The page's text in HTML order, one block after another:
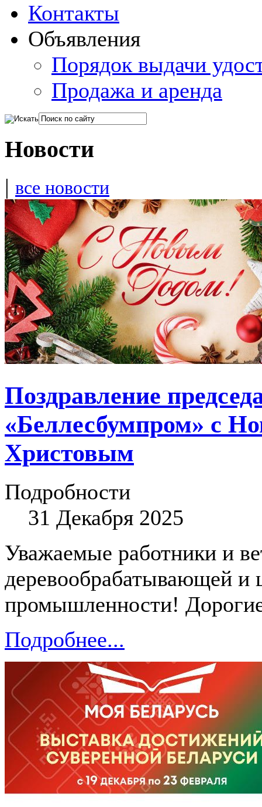
Контакты
Объявления
Порядок выдачи
Продажа и аренда
Новости
| все новости
Поздравление
«Беллесбумпром» с
Христовым
Подробности
31 Декабря 2025
Уважаемые работники и
деревообрабатывающей и
промышленности!
Подробнее...